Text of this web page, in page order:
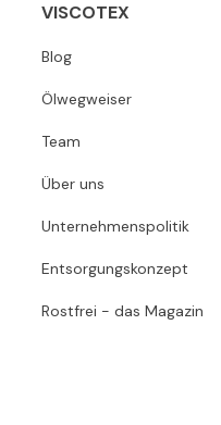
VISCOTEX
Blog
Ölwegweiser
Team
Über uns
Unternehmenspolitik
Entsorgungskonzept
Rostfrei - das Magazin